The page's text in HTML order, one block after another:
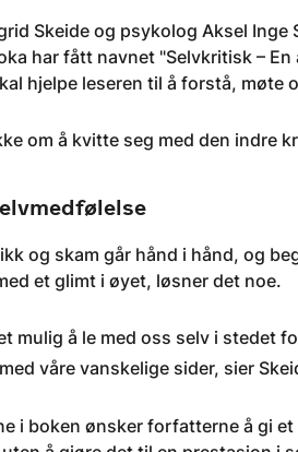
Skeide og psykolog Aksel
har fått navnet "Selvkritisk –
hjelpe leseren til å forstå, møte
om å kvitte seg med den indre
og skam går hånd i hånd, og
et glimt i øyet, løsner det noe.
mulig å le med oss selv i stedet
våre vanskelige sider, sier
i boken ønsker forfatterne å gi